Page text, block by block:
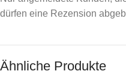
dürfen eine Rezension
Ähnliche Produkte